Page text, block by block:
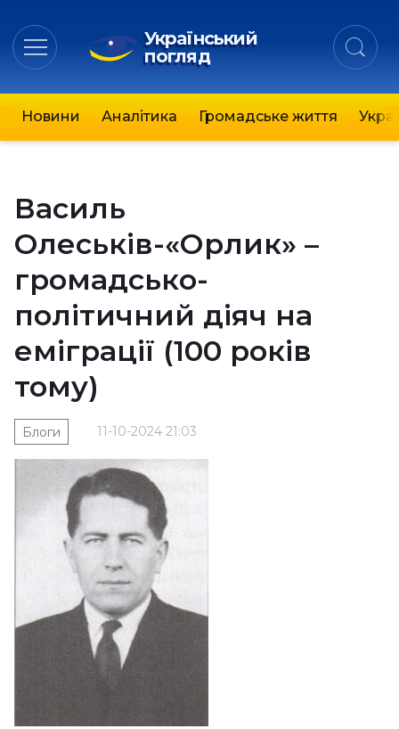
Український
погляд
Новини Аналітика Громадське життя
Василь
Олеськів-«Орлик» –
громадсько-
політичний діяч на
еміграції (100 років
тому)
11-10-2024 21:03
Блоги